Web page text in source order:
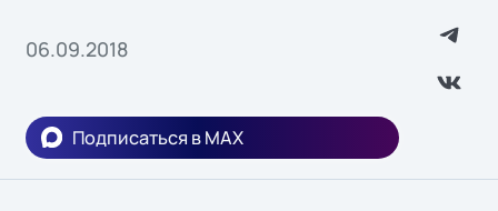
06.09.2018
Подписаться в MAX